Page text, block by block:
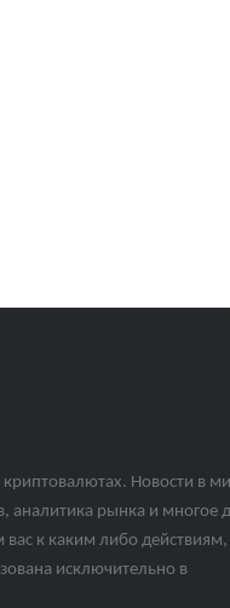
Новости в
аналитика рынка и многое
к каким либо действиям,
исключительно в